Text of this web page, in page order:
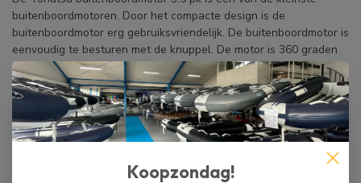
buitenboordmotoren. Door het compacte design is de
buitenboordmotor erg gebruiksvriendelijk. De buitenboordmotor is
eenvoudig te besturen met de knuppel. De motor is 360 graden
te draaien. Op de motor zit een vooruit en een neutrale
versnelling.
Met de handstart is de buitenboordmotor makkelijk te starten en
door de CDI-ontsteking start de motor ook goed als het wat
kouder is. Deze buitenboordmotor is voorzien van een fast-choke
welke gebruikt kan worden als het koud is.
Koopzondag!